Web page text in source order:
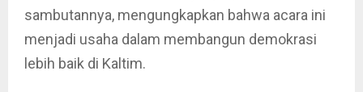
sambutannya, mengungkapkan bahwa acara ini
menjadi usaha dalam membangun demokrasi
lebih baik di Kaltim.